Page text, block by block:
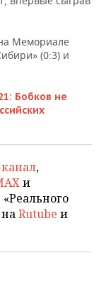
Мемориале
(0:3) и
Бобков не
,
и
«Реального
Rutube и